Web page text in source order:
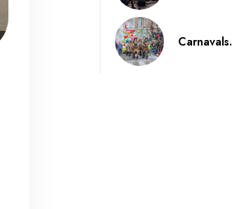
Carnavals.